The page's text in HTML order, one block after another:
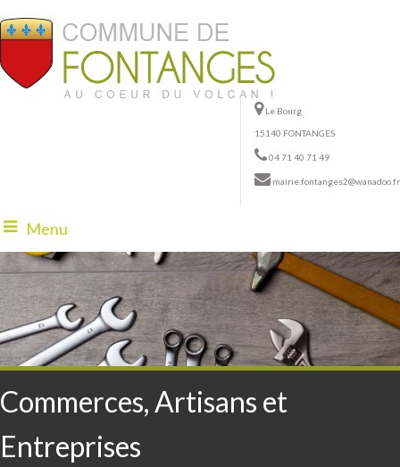
Le Bourg
15140 FONTANGES
04 71 40 71 49
mairie.fontanges2@wanadoo.fr
Menu
Commerces, Artisans et
Entreprises